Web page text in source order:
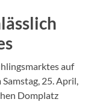
auf
25. April,
Domplatz